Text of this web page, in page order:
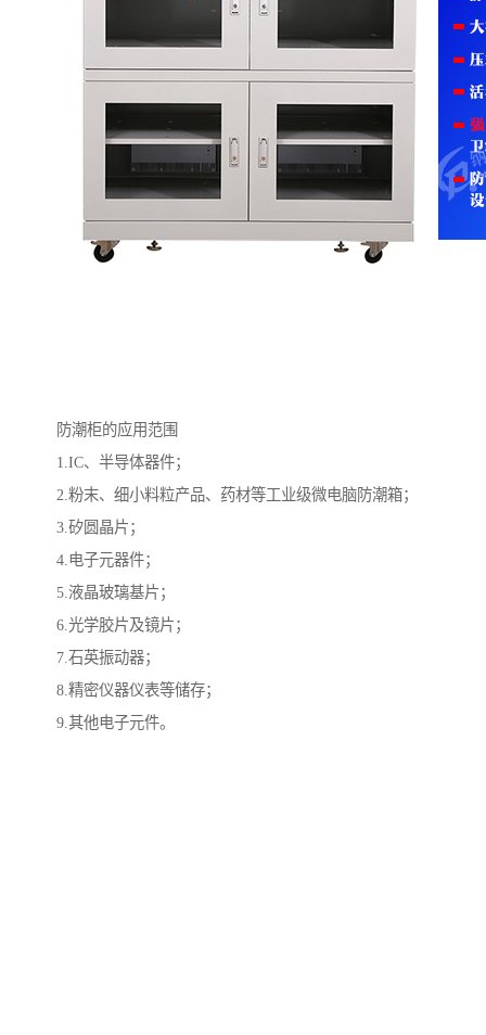
防潮柜的应用范围
1.IC、半导体器件；
2.粉末、细小料粒产品、药材等工业级微电脑防潮箱；
3.矽圆晶片；
4.电子元器件；
5.液晶玻璃基片；
6.光学胶片及镜片；
7.石英振动器；
8.精密仪器仪表等储存；
9.其他电子元件。